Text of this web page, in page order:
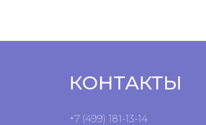
КОНТАКТЫ
+7 (499) 181-13-14